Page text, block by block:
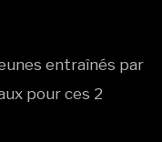
entraînés par
pour ces 2